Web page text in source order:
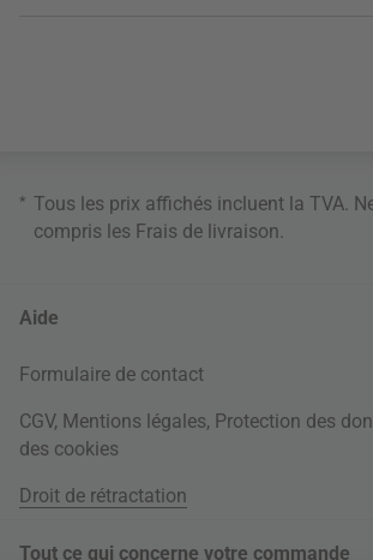
* Tous les prix affichés incluent la TVA.
compris les Frais de livraison
Aide
Formulaire de contact
CGV, Mentions légales, Protection des
des cookies
Droit de rétractation
Tout ce qui concerne votre commande